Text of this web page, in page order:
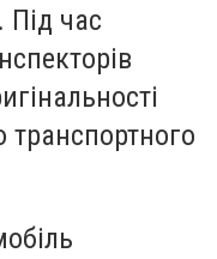
Під час
транспортного